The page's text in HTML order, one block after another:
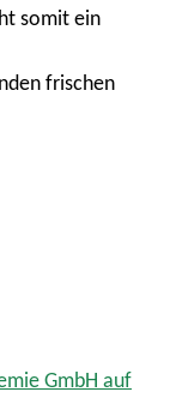
somit ein
frischen
GmbH auf